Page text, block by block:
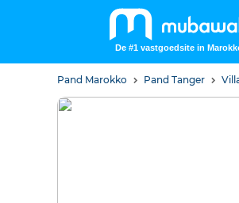
De #1 vastgoedsite in
Pand Marokko Pand Tanger